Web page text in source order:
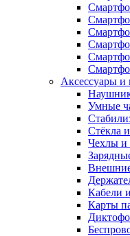
Аксессуары и
Умные
Стёкла
Чехлы и
Кабели
Карты